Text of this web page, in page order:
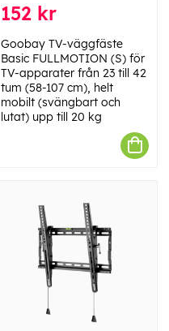
152 kr
Goobay TV-väggfäste
Basic FULLMOTION (S) för
TV-apparater från 23 till 42
tum (58-107 cm), helt
mobilt (svängbart och
lutat) upp till 20 kg